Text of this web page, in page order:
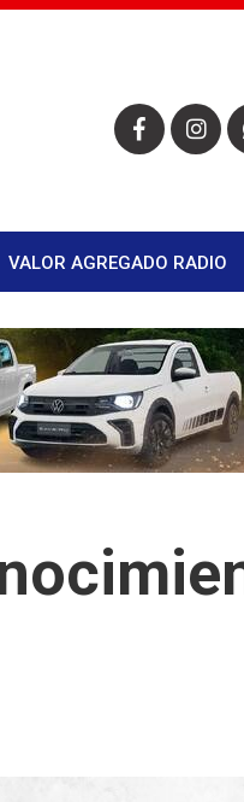
VALOR AGREGADO RADIO